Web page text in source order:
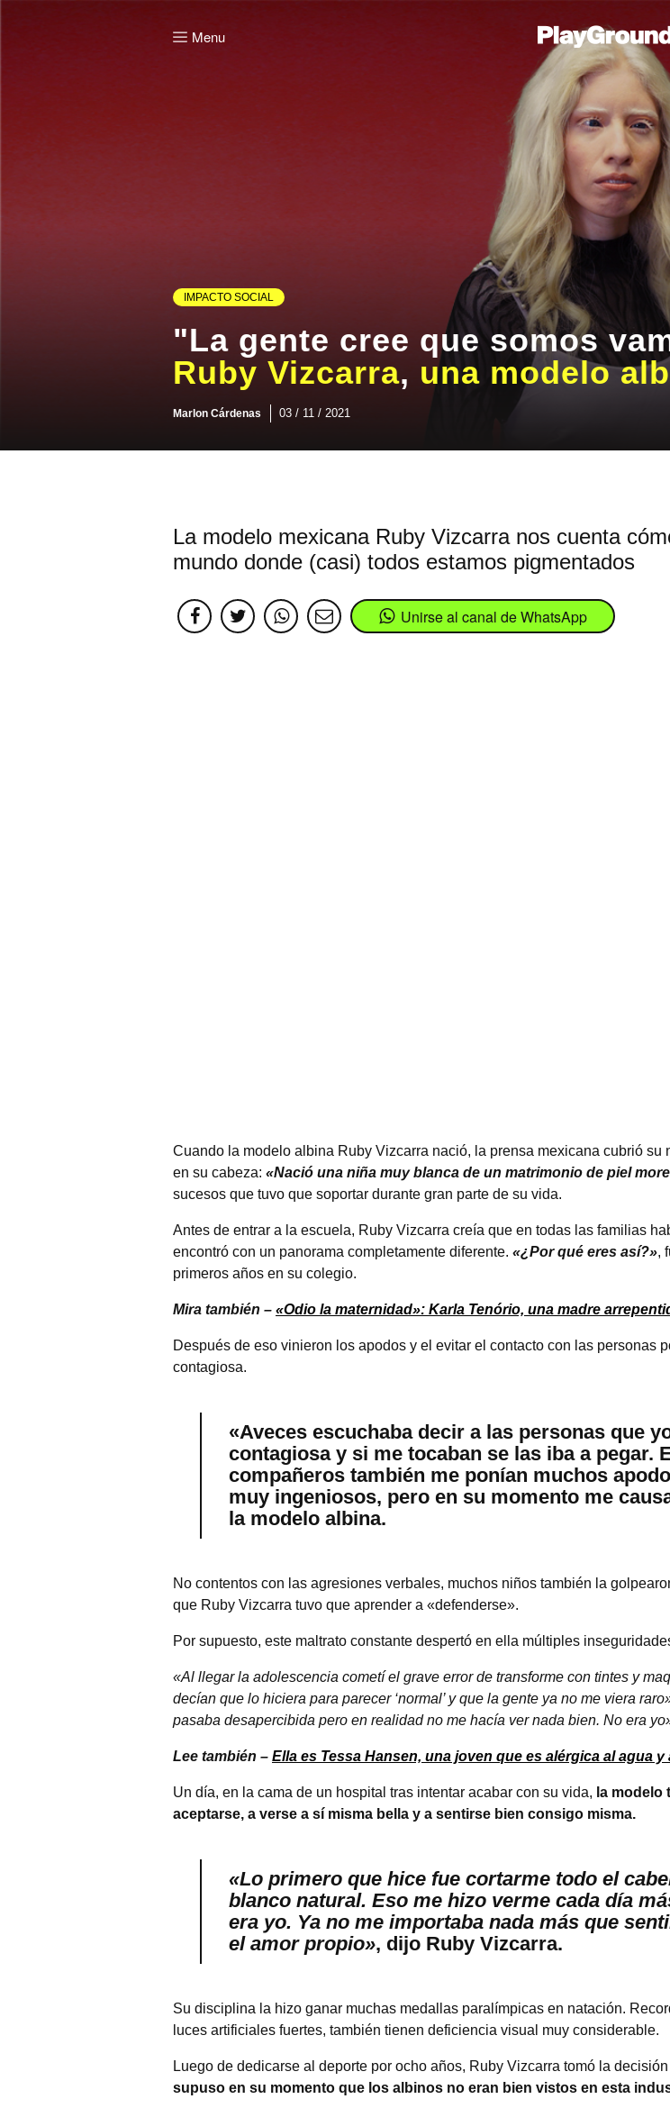
Menu
IMPACTO SOCIAL
"La gente cree que somos
Ruby Vizcarra, una modelo
Marlon Cárdenas 03 / 11 / 2021
La modelo mexicana Ruby Vizcarra nos cuenta
mundo donde (casi) todos estamos pigmentados
Unirse al canal de WhatsApp
Cuando la modelo albina Ruby Vizcarra nació, la prensa mexicana cubrió
en su cabeza: «Nació una niña muy blanca de un matrimonio de piel
sucesos que tuvo que soportar durante gran parte de su vida.
Antes de entrar a la escuela, Ruby Vizcarra creía que en todas las familias
encontró con un panorama completamente diferente. «¿Por qué eres así?»,
primeros años en su colegio.
Mira también – «Odio la maternidad»: Karla Tenório, una madre
Después de eso vinieron los apodos y el evitar el contacto con las personas
contagiosa.
«Aveces escuchaba decir a las personas que
contagiosa y si me tocaban se las iba a pegar.
compañeros también me ponían muchos
muy ingeniosos, pero en su momento me
la modelo albina.
No contentos con las agresiones verbales, muchos niños también la
que Ruby Vizcarra tuvo que aprender a «defenderse».
Por supuesto, este maltrato constante despertó en ella múltiples
«Al llegar la adolescencia cometí el grave error de transforme con tintes y
decían que lo hiciera para parecer ‘normal’ y que la gente ya no me viera
pasaba desapercibida pero en realidad no me hacía ver nada bien. No era
Lee también – Ella es Tessa Hansen, una joven que es alérgica al agua
Un día, en la cama de un hospital tras intentar acabar con su vida, la modelo
aceptarse, a verse a sí misma bella y a sentirse bien consigo misma.
«Lo primero que hice fue cortarme todo el
blanco natural. Eso me hizo verme cada día
era yo. Ya no me importaba nada más que
el amor propio», dijo Ruby Vizcarra.
Su disciplina la hizo ganar muchas medallas paralímpicas en natación.
luces artificiales fuertes, también tienen deficiencia visual muy considerable.
Luego de dedicarse al deporte por ocho años, Ruby Vizcarra tomó la
supuso en su momento que los albinos no eran bien vistos en esta